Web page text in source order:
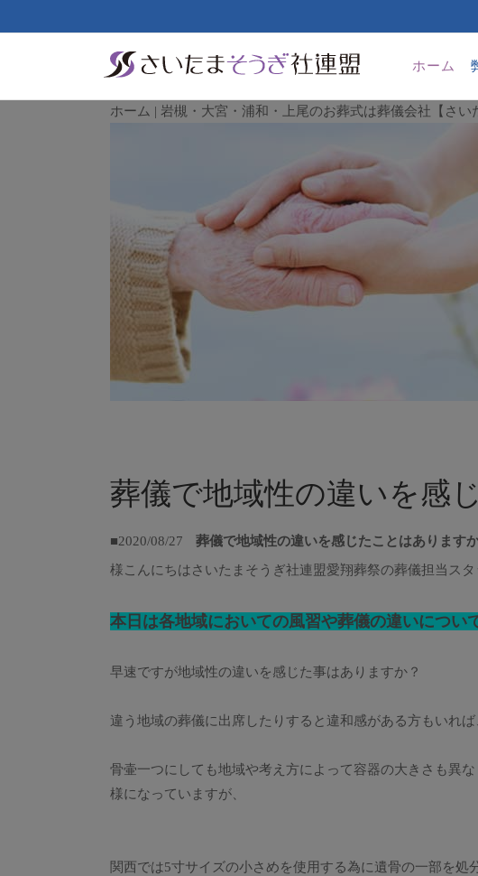
ホーム
ホーム | 岩槻・大宮・浦和・上尾のお葬式は葬儀会社【さ
葬儀で地域性の違いを感
■2020/08/27
葬儀で地域性の違いを感じたことはあります
様こんにちはさいたまそうぎ社連盟愛翔葬祭の葬儀担当スタ
本日は各地域においての風習や葬儀の違いについ
早速ですが地域性の違いを感じた事はありますか？
違う地域の葬儀に出席したりすると違和感がある方もいれ
骨壷一つにしても地域や考え方によって容器の大きさも異
様になっていますが、
関西では5寸サイズの小さめを使用する為に遺骨の一部を処